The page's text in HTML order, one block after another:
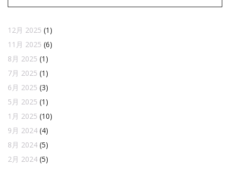
12月 2025 (1)
11月 2025 (6)
8月 2025 (1)
7月 2025 (1)
6月 2025 (3)
5月 2025 (1)
1月 2025 (10)
9月 2024 (4)
8月 2024 (5)
2月 2024 (5)